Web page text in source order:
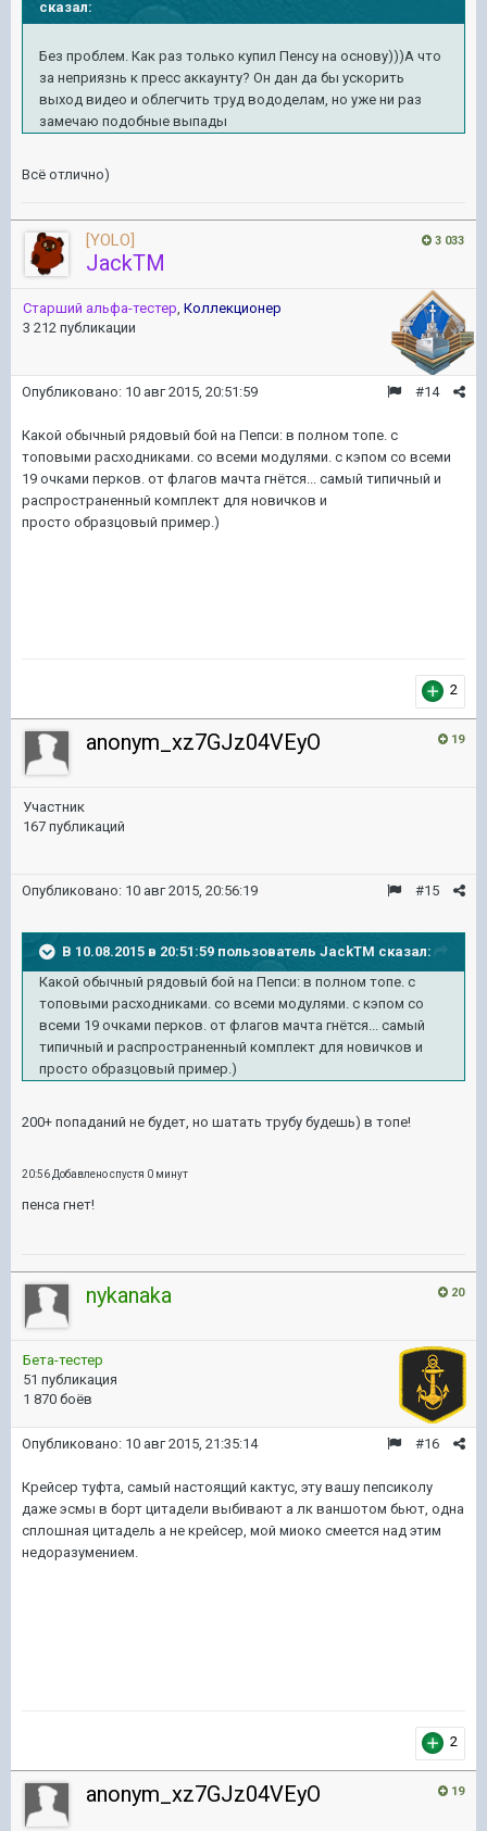
сказал:
Без проблем. Как раз только купил Пенсу на основу)))А что
за неприязнь к пресс аккаунту? Он дан да бы ускорить
выход видео и облегчить труд вододелам, но уже ни раз
замечаю подобные выпады
Всё отлично)
3 033
[YOLO]
JackTM
Старший альфа-тестер Коллекционер
3 212 публикации
#14
Опубликовано: 10 авг 2015, 20:51:59
Какой обычный рядовый бой на Пепси: в полном топе. с
топовыми расходниками. со всеми модулями. с кэпом со всеми
19 очками перков. от флагов мачта гнётся... самый типичный и
распространенный комплект для новичков и
просто образцовый пример.)
2
19
anonym_xz7GJz04VEyO
Участник
167 публикаций
#15
Опубликовано: 10 авг 2015, 20:56:19
В 10.08.2015 в 20:51:59 пользователь JackTM сказал:
Какой обычный рядовый бой на Пепси: в полном топе. с
топовыми расходниками. со всеми модулями. с кэпом со
всеми 19 очками перков. от флагов мачта гнётся... самый
типичный и распространенный комплект для новичков и
просто образцовый пример.)
200+ попаданий не будет, но шатать трубу будешь) в топе!
20:56 Добавлено спустя 0 минут
пенса гнет!
20
nykanaka
Бета-тестер
51 публикация
1 870 боёв
#16
Опубликовано: 10 авг 2015, 21:35:14
Крейсер туфта, самый настоящий кактус, эту вашу пепсиколу
даже эсмы в борт цитадели выбивают а лк ваншотом бьют, одна
сплошная цитадель а не крейсер, мой миоко смеется над этим
недоразумением.
2
19
anonym_xz7GJz04VEyO